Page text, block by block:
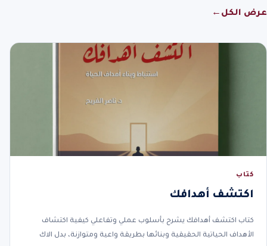
عرض الكل ←
كتاب
اكتشف أهدافك
كتاب اكتشف أهدافك يشرح بأسلوب عملي وتفاعلي كيفية اكتشاف
الأهداف الحياتية الحقيقية وبنائها بطريقة واعية ومتوازنة، بدل الاك